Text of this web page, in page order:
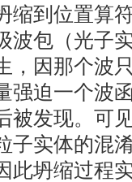
缩到位置算
波包（光子
，因那个波
强迫一个波
被发现。可
子实体的混
此坍缩过程